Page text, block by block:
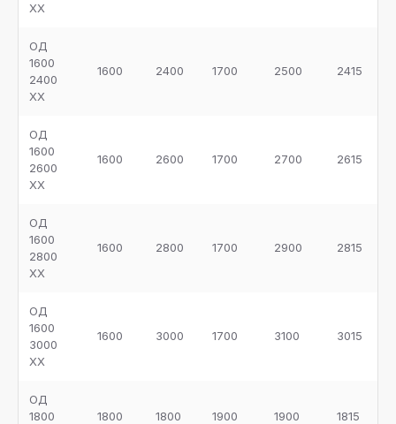
ХХ
ОД
1600
2400
ХХ
1600 2400 1700 2500 2415
ОД
1600
2600
ХХ
1600 2600 1700 2700 2615
ОД
1600
2800
ХХ
1600 2800 1700 2900 2815
ОД
1600
3000
ХХ
1600 3000 1700 3100 3015
ОД
1800
1800 1800 1900 1900 1815